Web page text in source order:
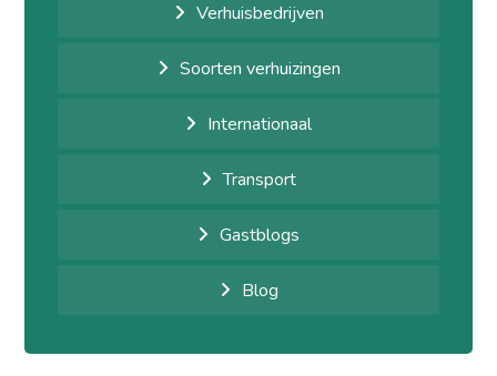
Verhuisbedrijven
Soorten verhuizingen
Internationaal
Transport
Gastblogs
Blog